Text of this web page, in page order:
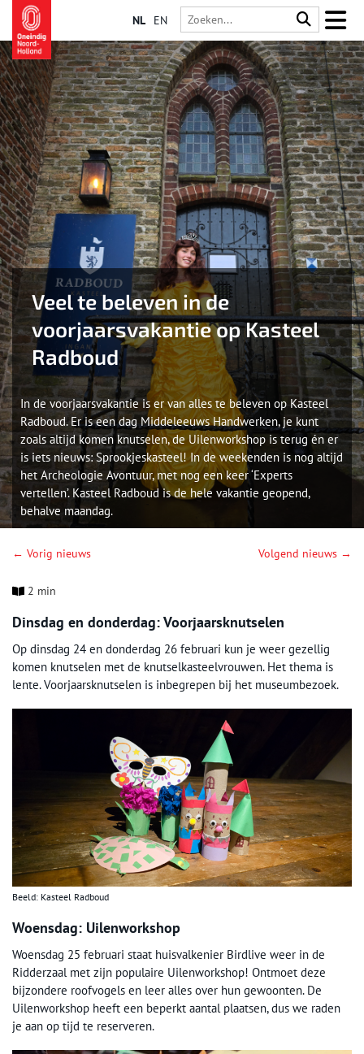
NL EN
Veel te beleven in de
voorjaarsvakantie op Kasteel
Radboud
In de voorjaarsvakantie is er van alles te beleven op Kasteel
Radboud. Er is een dag Middeleeuws Handwerken, je kunt
zoals altijd komen knutselen, de Uilenworkshop is terug én er
is iets nieuws: Sprookjeskasteel! In de weekenden is nog altijd
het Archeologie Avontuur, met nog een keer ‘Experts
vertellen’. Kasteel Radboud is de hele vakantie geopend,
behalve maandag.
← Vorig nieuws Volgend nieuws →
2 min
Dinsdag en donderdag: Voorjaarsknutselen
Op dinsdag 24 en donderdag 26 februari kun je weer gezellig
komen knutselen met de knutselkasteelvrouwen. Het thema is
lente. Voorjaarsknutselen is inbegrepen bij het museumbezoek.
Beeld: Kasteel Radboud
Woensdag: Uilenworkshop
Woensdag 25 februari staat huisvalkenier Birdlive weer in de
Ridderzaal met zijn populaire Uilenworkshop! Ontmoet deze
bijzondere roofvogels en leer alles over hun gewoonten. De
Uilenworkshop heeft een beperkt aantal plaatsen, dus we raden
je aan op tijd te reserveren.